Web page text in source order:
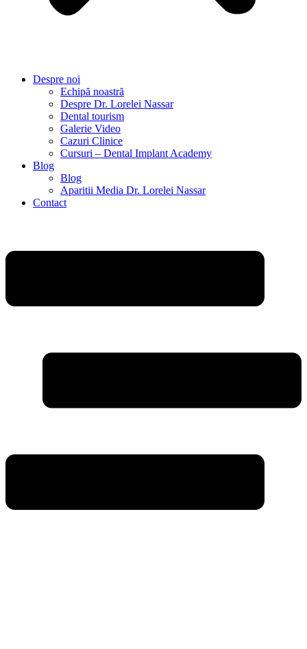
Despre noi
Echipă noastră
Despre Dr. Lorelei Nassar
Dental tourism
Galerie Video
Cazuri Clinice
Cursuri – Dental Implant Academy
Blog
Blog
Aparitii Media Dr. Lorelei Nassar
Contact